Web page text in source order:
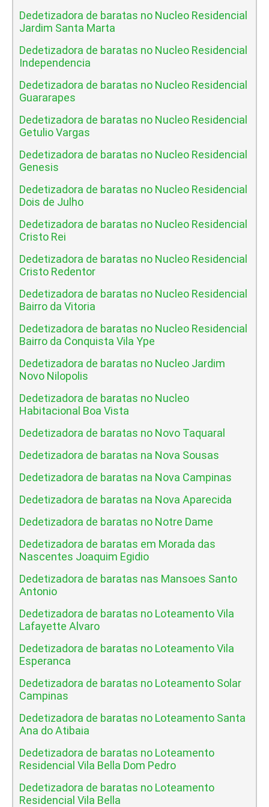
Dedetizadora de baratas no Nucleo Residencial
Jardim Santa Marta
Dedetizadora de baratas no Nucleo Residencial
Independencia
Dedetizadora de baratas no Nucleo Residencial
Guararapes
Dedetizadora de baratas no Nucleo Residencial
Getulio Vargas
Dedetizadora de baratas no Nucleo Residencial
Genesis
Dedetizadora de baratas no Nucleo Residencial
Dois de Julho
Dedetizadora de baratas no Nucleo Residencial
Cristo Rei
Dedetizadora de baratas no Nucleo Residencial
Cristo Redentor
Dedetizadora de baratas no Nucleo Residencial
Bairro da Vitoria
Dedetizadora de baratas no Nucleo Residencial
Bairro da Conquista Vila Ype
Dedetizadora de baratas no Nucleo Jardim
Novo Nilopolis
Dedetizadora de baratas no Nucleo
Habitacional Boa Vista
Dedetizadora de baratas no Novo Taquaral
Dedetizadora de baratas na Nova Sousas
Dedetizadora de baratas na Nova Campinas
Dedetizadora de baratas na Nova Aparecida
Dedetizadora de baratas no Notre Dame
Dedetizadora de baratas em Morada das
Nascentes Joaquim Egidio
Dedetizadora de baratas nas Mansoes Santo
Antonio
Dedetizadora de baratas no Loteamento Vila
Lafayette Alvaro
Dedetizadora de baratas no Loteamento Vila
Esperanca
Dedetizadora de baratas no Loteamento Solar
Campinas
Dedetizadora de baratas no Loteamento Santa
Ana do Atibaia
Dedetizadora de baratas no Loteamento
Residencial Vila Bella Dom Pedro
Dedetizadora de baratas no Loteamento
Residencial Vila Bella